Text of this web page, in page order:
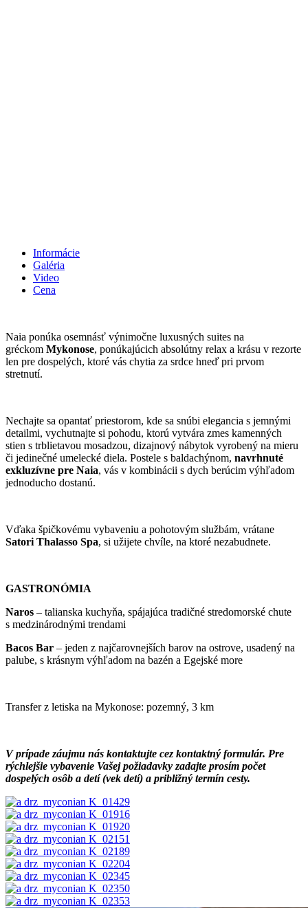
Informácie
Galéria
Video
Cena
Naia ponúka osemnásť výnimočne luxusných suites na
gréckom Mykonose, ponúkajúcich absolútny relax a krásu v rezorte
len pre dospelých, ktoré vás chytia za srdce hneď pri prvom
stretnutí.
Nechajte sa opantať priestorom, kde sa snúbi elegancia s jemnými
detailmi, vychutnajte si pohodu, ktorú vytvára zmes kamenných
stien s trblietavou mosadzou, dizajnový nábytok vyrobený na mieru
či jedinečné umelecké diela. Postele s baldachýnom, navrhnuté
exkluzívne pre Naia, vás v kombinácii s dych berúcim výhľadom
jednoducho dostanú.
Vďaka špičkovému vybaveniu a pohotovým službám, vrátane
Satori Thalasso Spa, si užijete chvíle, na ktoré nezabudnete.
GASTRONÓMIA
Naros – talianska kuchyňa, spájajúca tradičné stredomorské chute
s medzinárodnými trendami
Bacos Bar – jeden z najčarovnejších barov na ostrove, usadený na
palube, s krásnym výhľadom na bazén a Egejské more
Transfer z letiska na Mykonose: pozemný, 3 km
V prípade záujmu nás kontaktujte cez kontaktný formulár. Pre
rýchlejšie vybavenie Vašej požiadavky zadajte prosím počet
dospelých osôb a detí (vek detí) a približný termín cesty.
drz_myconian K_01429
drz_myconian K_01916
drz_myconian K_01920
drz_myconian K_02151
drz_myconian K_02189
drz_myconian K_02204
drz_myconian K_02345
drz_myconian K_02350
drz_myconian K_02353